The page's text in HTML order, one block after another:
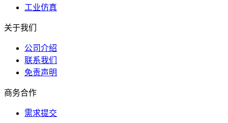
工业仿真
关于我们
公司介绍
联系我们
免责声明
商务合作
需求提交